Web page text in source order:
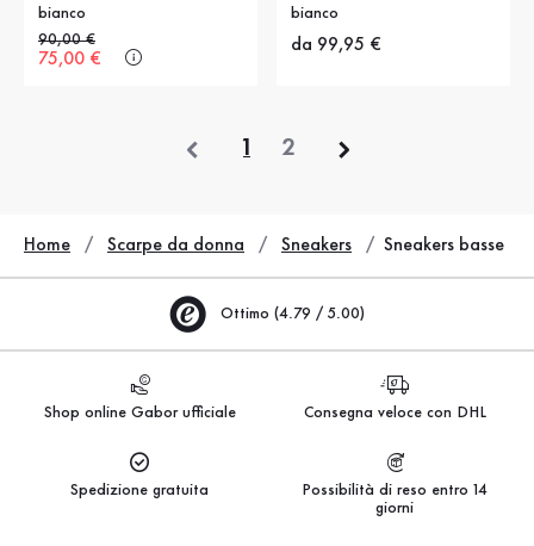
bianco
Prezzo precedente
90,00 €
Nuovo prezzo
75,00 €
bianco
Nuovo prezzo
da 99,95 €
1 2
Home Scarpe da donna Sneakers Sneakers basse
Ottimo (4.79 / 5.00)
Shop online Gabor ufficiale Consegna veloce con DHL
Spedizione gratuita
Possibilità di reso entro 14
giorni